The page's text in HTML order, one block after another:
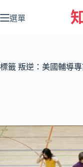
至
容
選單
標籤 叛逆：美國輔導